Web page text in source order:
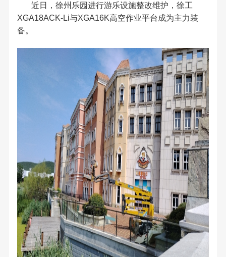
近日，徐州乐园进行游乐设施整改维护，徐工
XGA18ACK-Li与XGA16K高空作业平台成为主力装
备。